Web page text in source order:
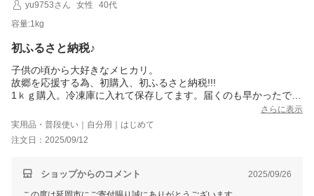
yu9753さん
女性
40代
容量:1kg
初ふるさと納税♪
子供の頃から大好きなメヒカリ。
故郷を応援する為、初購入、初ふるさと納税!!!
1ｋｇ購入。冷凍庫に入れて保存してます。届くのも早かったで
食べるの楽しみです!
1のZiploc希望です♪
さらに表示
実用品・普段使い｜自分用｜はじめて
注文日：2025/09/12
ショップからのコメント 2025/09/26